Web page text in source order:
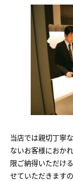
当店では親切丁寧
ないお客様におか
限ご納得いただけ
せていただきます